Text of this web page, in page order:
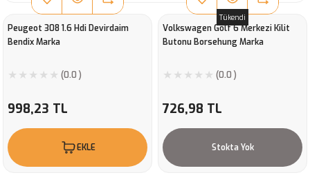
Peugeot 308 1.6 Hdi Devirdaim
Bendix Marka
(0.0 )
998,23 TL
EKLE
Tükendi
Volkswagen Golf 6 Merkezi Kilit
Butonu Borsehung Marka
(0.0 )
726,98 TL
Stokta Yok